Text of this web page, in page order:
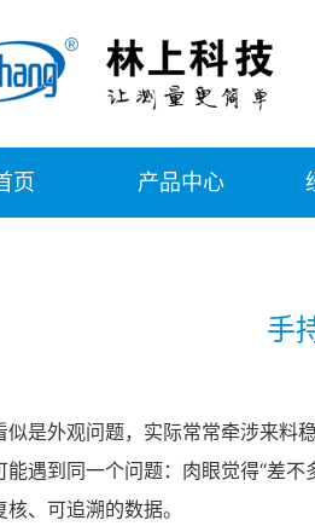
页 产品中心
手
似是外观问题，实际常常牵涉来料
能遇到同一个问题：肉眼觉得“差
、可追溯的数据。